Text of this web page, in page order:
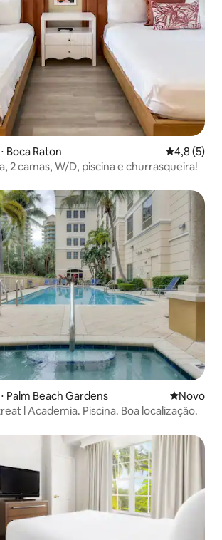
Boca Raton 4,8 de
4,8 (5)
2 camas, W/D, piscina e churrasqueira!
Palm Beach Gardens Novo
Novo
l Academia. Piscina. Boa localização.